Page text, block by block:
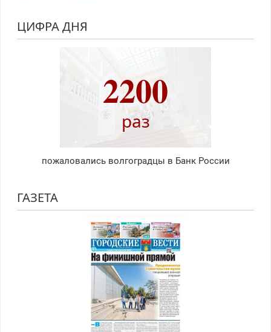
ЦИФРА ДНЯ
2200
раз
пожаловались волгоградцы в Банк России
ГАЗЕТА